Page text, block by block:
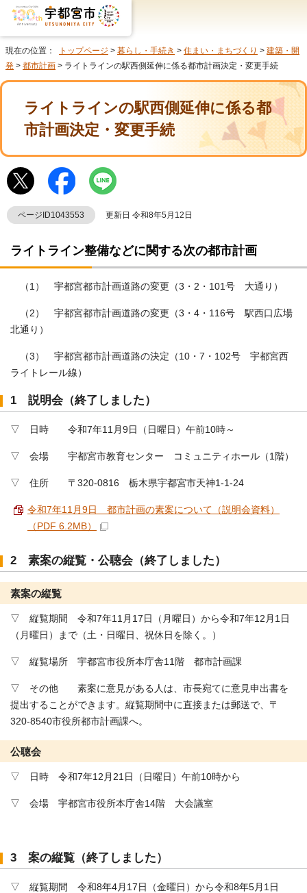
現在の位置： トップページ > 暮らし・手続き > 住まい・まちづくり > 建築・開
発 > 都市計画 > ライトラインの駅西側延伸に係る都市計画決定・変更手続
ライトラインの駅西側延伸に係る都
市計画決定・変更手続
ページID1043553 更新日 令和8年5月12日
ライトライン整備などに関する次の都市計画
（1） 宇都宮都市計画道路の変更（3・2・101号 大通り）
（2） 宇都宮都市計画道路の変更（3・4・116号 駅西口広場
北通り）
（3） 宇都宮都市計画道路の決定（10・7・102号 宇都宮西
ライトレール線）
1 説明会（終了しました）
▽ 日時 令和7年11月9日（日曜日）午前10時～
▽ 会場 宇都宮市教育センター コミュニティホール（1階）
▽ 住所 〒320-0816 栃木県宇都宮市天神1-1-24
令和7年11月9日 都市計画の素案について（説明会資料）
（PDF 6.2MB）
2 素案の縦覧・公聴会（終了しました）
素案の縦覧
▽ 縦覧期間 令和7年11月17日（月曜日）から令和7年12月1日
（月曜日）まで（土・日曜日、祝休日を除く。）
▽ 縦覧場所 宇都宮市役所本庁舎11階 都市計画課
▽ その他 素案に意見がある人は、市長宛てに意見申出書を
提出することができます。縦覧期間中に直接または郵送で、〒
320-8540市役所都市計画課へ。
公聴会
▽ 日時 令和7年12月21日（日曜日）午前10時から
▽ 会場 宇都宮市役所本庁舎14階 大会議室
3 案の縦覧（終了しました）
▽ 縦覧期間 令和8年4月17日（金曜日）から令和8年5月1日